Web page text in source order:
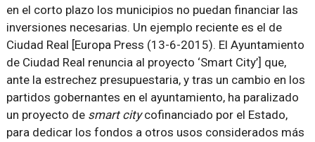
en el corto plazo los municipios no puedan financiar las
inversiones necesarias. Un ejemplo reciente es el de
Ciudad Real [Europa Press (13-6-2015). El Ayuntamiento
de Ciudad Real renuncia al proyecto ‘Smart City’] que,
ante la estrechez presupuestaria, y tras un cambio en los
partidos gobernantes en el ayuntamiento, ha paralizado
un proyecto de smart citycofinanciado por el Estado,
para dedicar los fondos a otros usos considerados más